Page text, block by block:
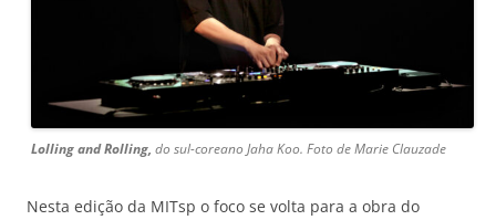
Lolling and Rolling, do sul-coreano Jaha Koo. Foto de Marie Clauzade
Nesta edição da MITsp o foco se volta para a obra do